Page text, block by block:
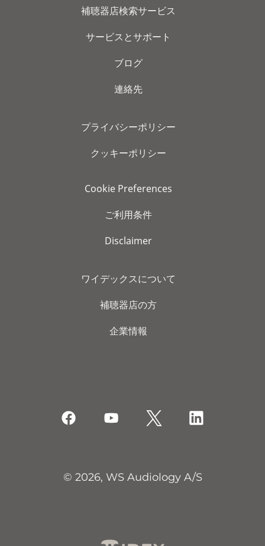
補聴器店検索サービス
サービスとサポート
ブログ
連絡先
プライバシーポリシー
クッキーポリシー
Cookie Preferences
ご利用条件
Disclaimer
ワイデックスについて
補聴器店の方
企業情報
© 2026, WS Audiology A/S